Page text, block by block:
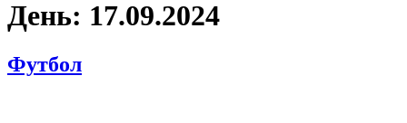
День: 17.09.2024
Футбол